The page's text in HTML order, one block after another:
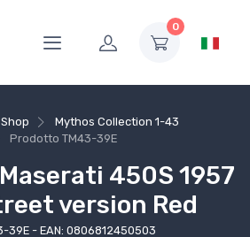
0
Shop
Mythos Collection 1-43
ProdottoTM43-39E
450S 1957
version Red
39E - EAN: 0806812450503